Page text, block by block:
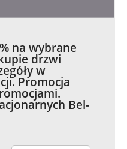
na wybrane
drzwi
w
Promocja
Bel-